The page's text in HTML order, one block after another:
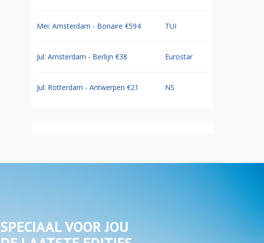
Mei: Amsterdam - Bonaire €594 TUI
Jul: Amsterdam - Berlijn €38 Eurostar
Jul: Rotterdam - Antwerpen €21 NS
SPECIAAL VOOR JOU